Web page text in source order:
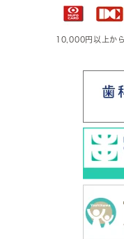
10,000円以上か